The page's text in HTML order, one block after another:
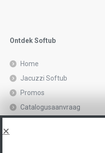
Ontdek Softub
Home
Jacuzzi Softub
Promos
Catalogusaanvraag